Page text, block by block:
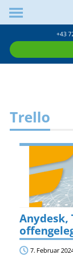
+43
Trello
Anydesk,
7. Februar